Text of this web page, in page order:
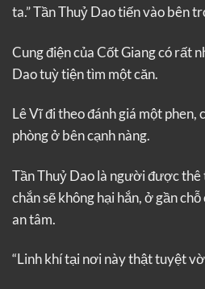
ta.” Tần Thuỷ Dao tiến vào bên
Cung điện của Cốt Giang có rất
Dao tuỳ tiện tìm một căn.
Lê Vĩ đi theo đánh giá một phen,
phòng ở bên cạnh nàng.
Tần Thuỷ Dao là người được thê
chắn sẽ không hại hắn, ở gần
an tâm.
“Linh khí tại nơi này thật tuyệt